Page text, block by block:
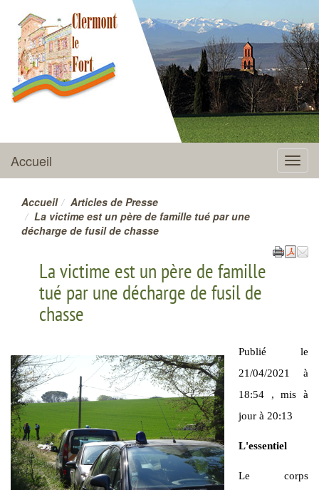
CLERMONT-LE-FORT
Menu
Accueil
Accueil
Articles de Presse
La victime est un père de famille tué par une
décharge de fusil de chasse
La victime est un père de famille
tué par une décharge de fusil de
chasse
Publié le
21/04/2021 à
18:54 , mis à
jour à 20:13
L'essentiel
Le corps